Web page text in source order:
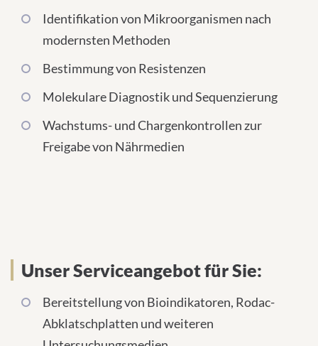
Identifikation von Mikroorganismen nach
modernsten Methoden
Bestimmung von Resistenzen
Molekulare Diagnostik und Sequenzierung
Wachstums- und Chargenkontrollen zur
Freigabe von Nährmedien
Unser Serviceangebot für Sie:
Bereitstellung von Bioindikatoren, Rodac-
Abklatschplatten und weiteren